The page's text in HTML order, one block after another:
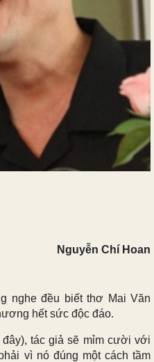
Nguyễn Chí Hoan
nghe đều biết thơ Mai Văn
hết sức độc đáo.
tác giả sẽ mỉm cười với
vì nó đúng một cách tầm